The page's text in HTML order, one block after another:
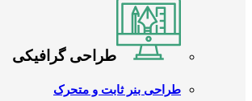
طراحی گرافیکی
طراحی بنر ثابت و متحرک